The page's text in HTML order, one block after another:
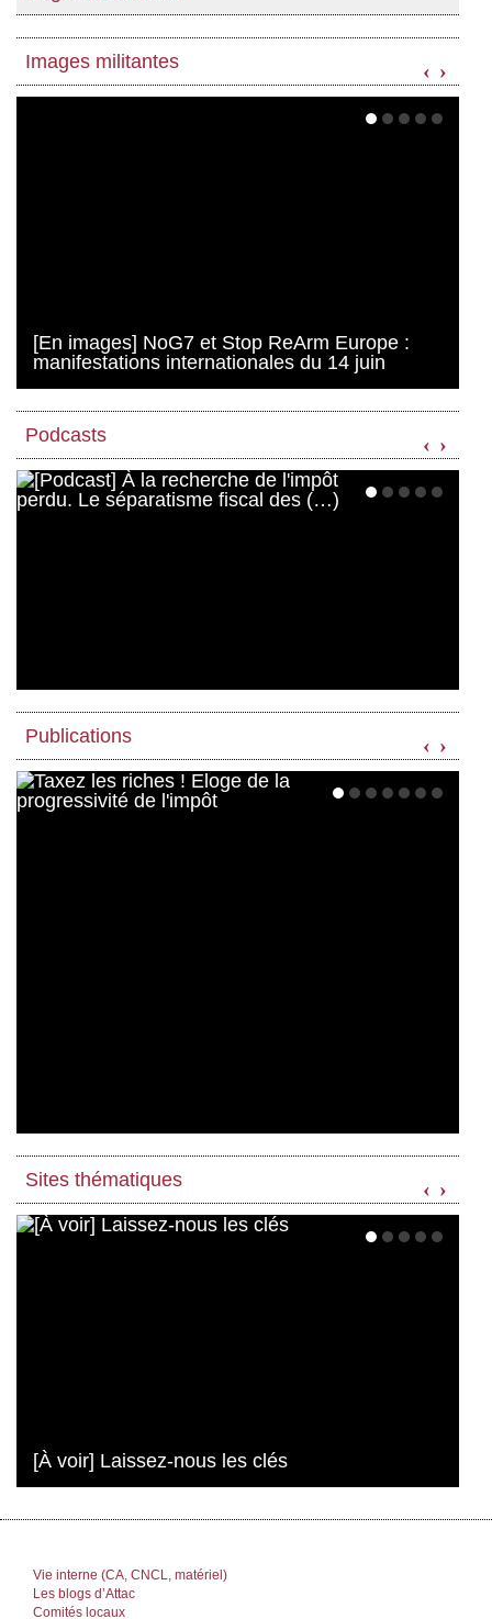
Images militantes
[En images] NoG7 et Stop ReArm Europe :
manifestations internationales du 14 juin
‹ ›
Podcasts ‹ ›
Publications ‹ ›
Sites thématiques
[À voir] Laissez-nous les clés
‹ ›
Vie interne (CA, CNCL, matériel)
Les blogs d’Attac
Comités locaux